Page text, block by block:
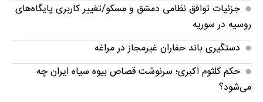
جزئیات توافق نظامی دمشق و مسکو/تغییر کاربری پایگاه‌های
روسیه در سوریه
دستگیری باند حفاران غیرمجاز در مراغه
حکم کلثوم اکبری؛ سرنوشت قصاص بیوه سیاه ایران چه
می‌شود؟